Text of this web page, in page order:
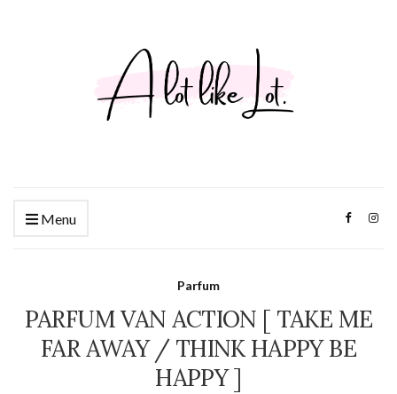
Menu
Parfum
PARFUM VAN ACTION [ TAKE ME
FAR AWAY / THINK HAPPY BE
HAPPY ]